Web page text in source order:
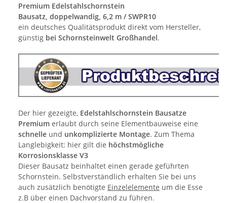
Premium Edelstahlschornstein
Bausatz, doppelwandig, 6,2 m / SWPR10
ein deutsches Qualitätsprodukt direkt vom Hersteller,
günstig bei Schornsteinwelt Großhandel.
Der hier gezeigte, Edelstahlschornstein Bausatze
Premium erlaubt durch seine Elementbauweise eine
schnelle und unkomplizierte Montage. Zum Thema
Langlebigkeit: hier gilt die höchstmögliche
Korrosionsklasse V3
Dieser Bausatz beinhaltet einen gerade geführten
Schornstein. Selbstverständlich erhalten Sie bei uns
auch zusätzlich benötigte Einzelelemente um die Esse
z.B über einen Dachvorstand zu führen.